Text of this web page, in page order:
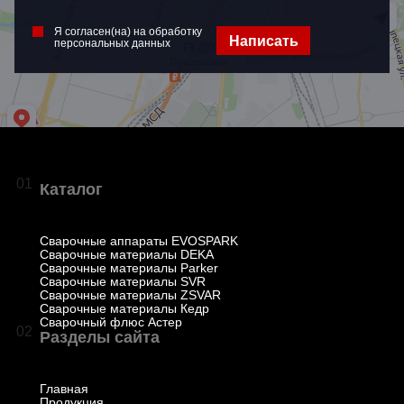
Я согласен(на) на обработку
персональных данных
Написать
01 Каталог
Сварочные аппараты EVOSPARK
Сварочные материалы DEKA
Сварочные материалы Parker
Сварочные материалы SVR
Сварочные материалы ZSVAR
Сварочные материалы Кедр
Сварочный флюс Астер
02 Разделы сайта
Главная